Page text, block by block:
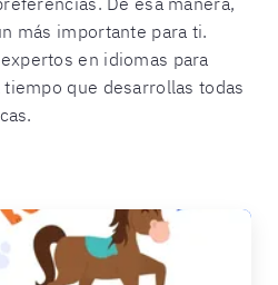
más importante para ti.
en idiomas para
que desarrollas todas